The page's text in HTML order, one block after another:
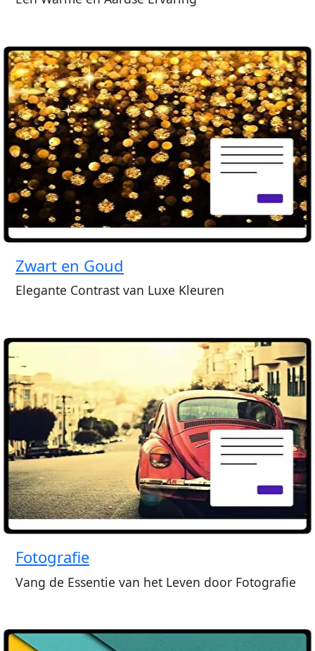
Zwart en Goud
Elegante Contrast van Luxe Kleuren
Fotografie
Vang de Essentie van het Leven door Fotografie